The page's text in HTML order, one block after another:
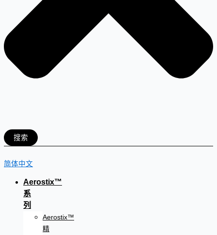
搜索
简体中文
Aerostix™
系
列
Aerostix™
精